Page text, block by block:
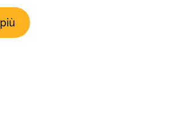
by an ongoing increase in cyber
espionage and cyber attacks
groups engaged in Cyber Crime